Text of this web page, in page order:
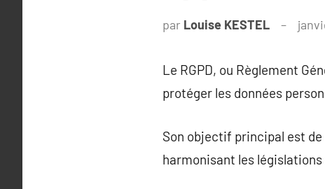
par Louise KESTEL
Le RGPD, ou Règlement
protéger les données
Son objectif principal est
harmonisant les législations